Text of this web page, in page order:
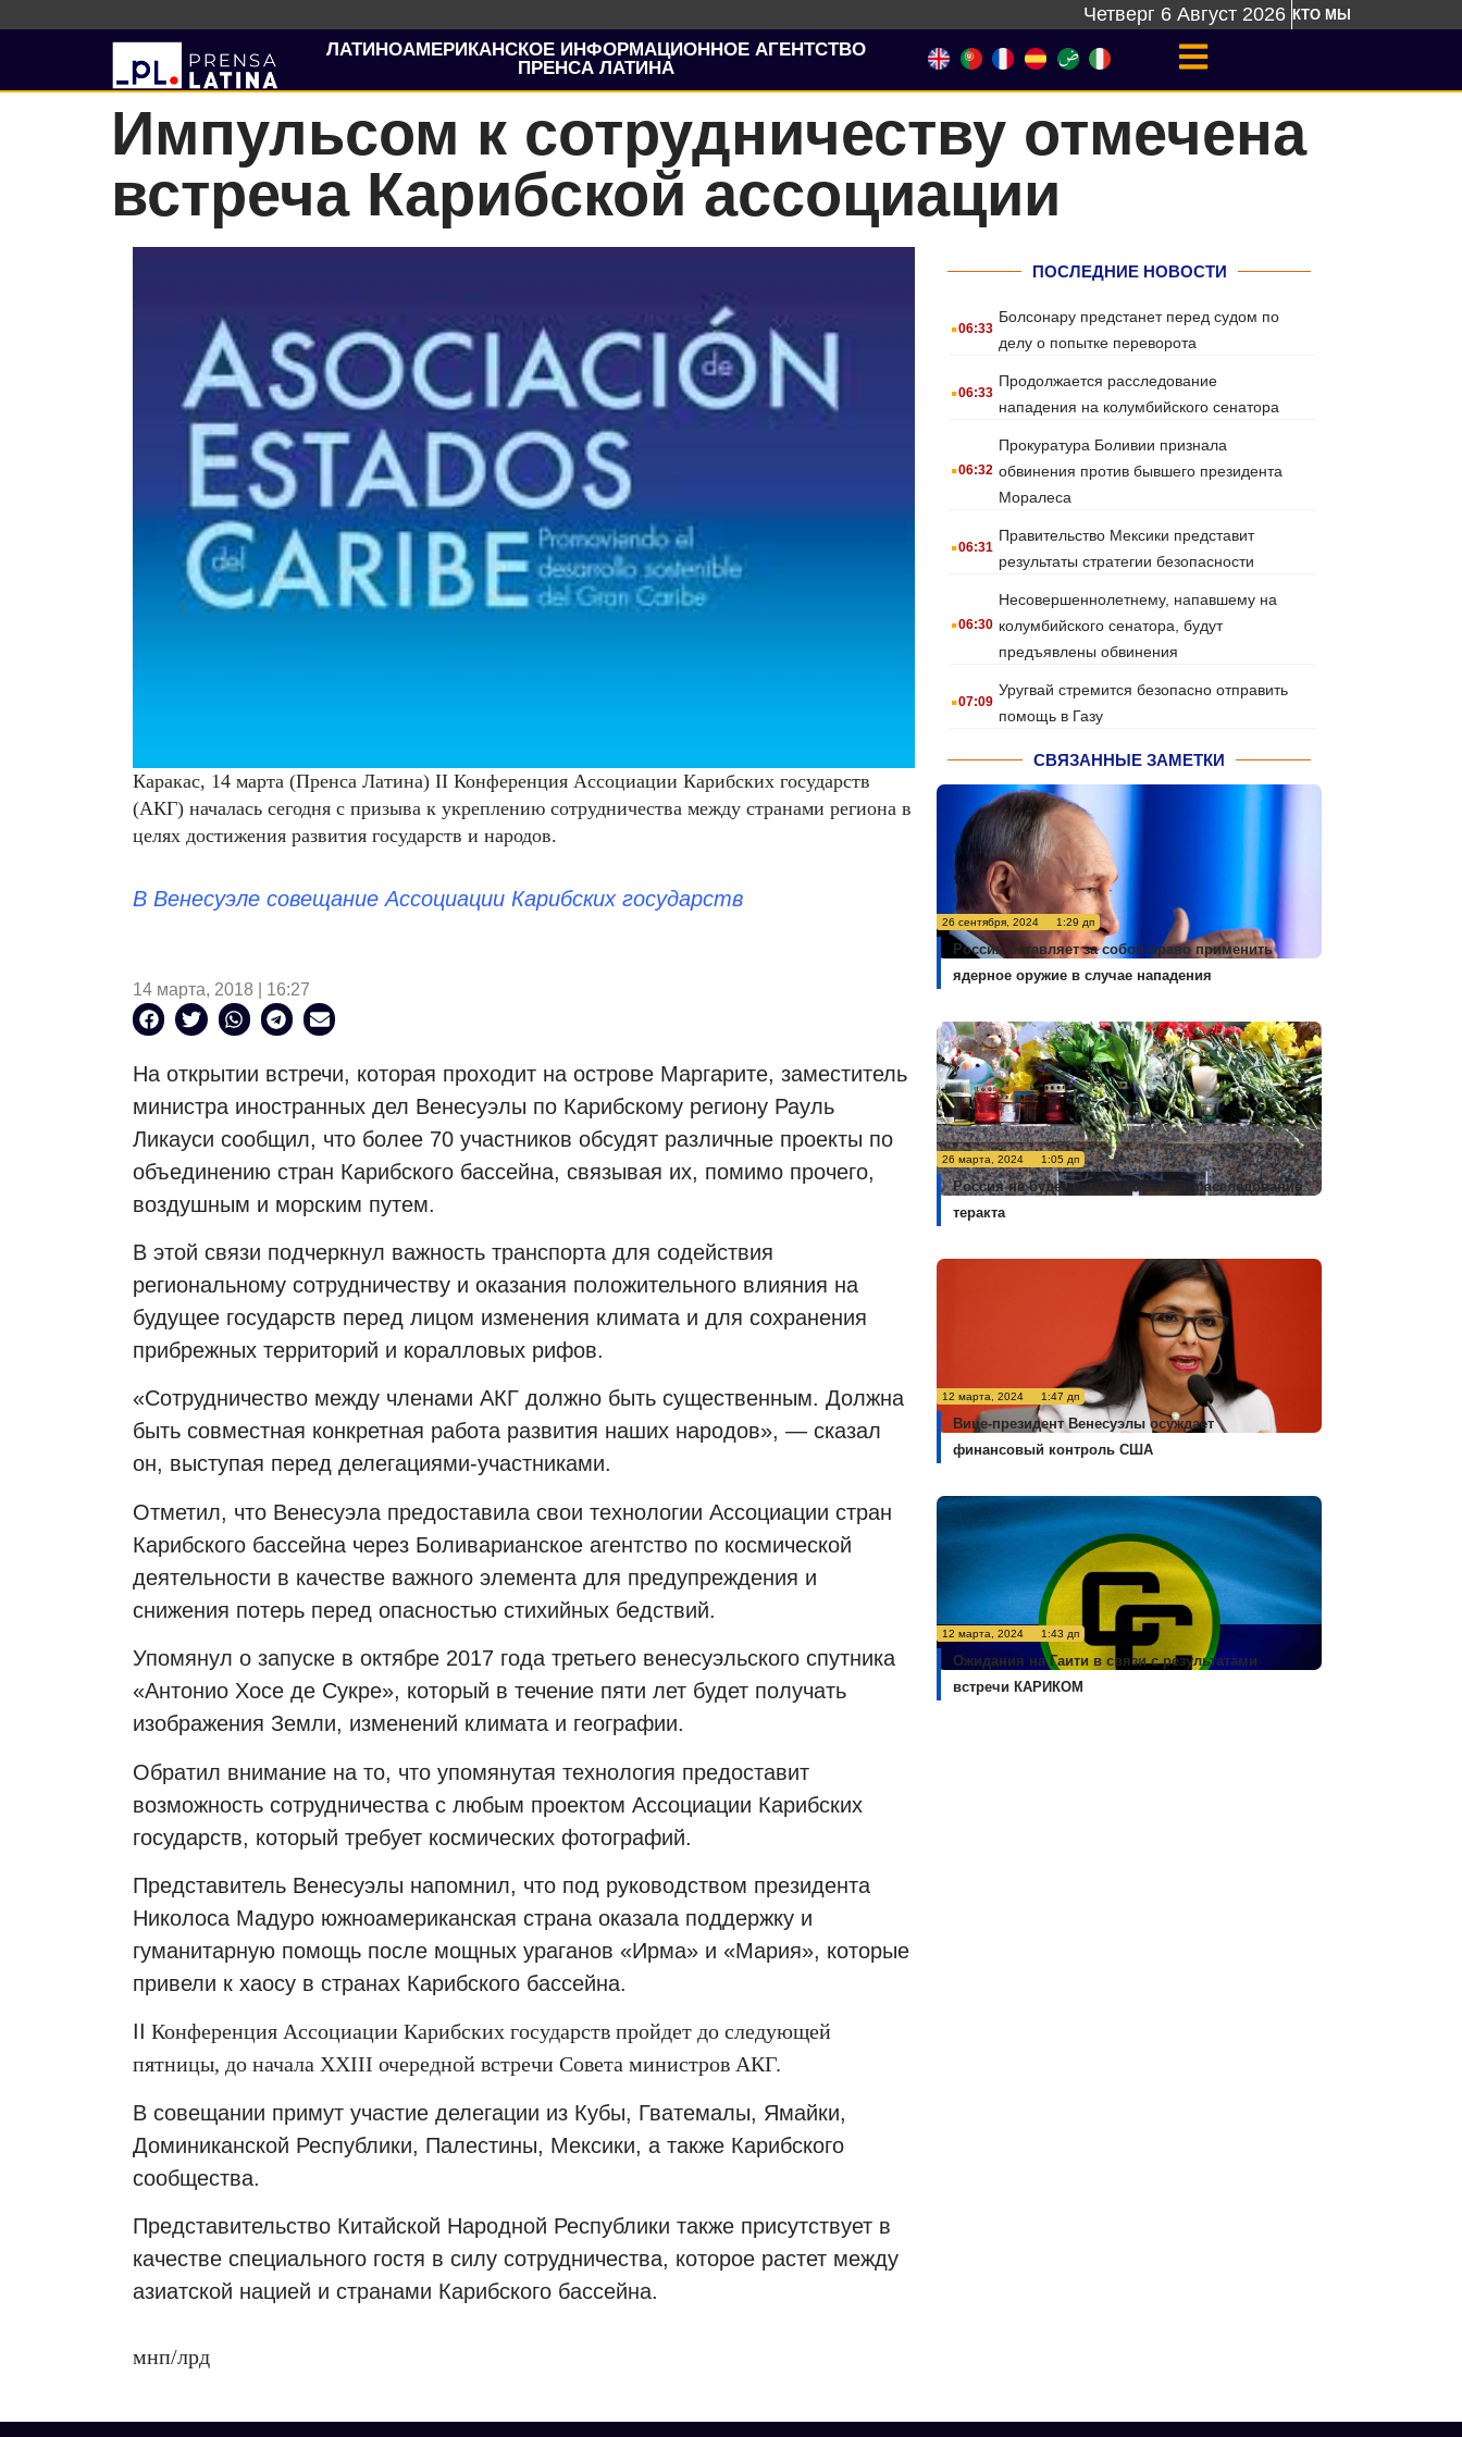
Четверг 6 Август 2026 КТО МЫ
ЛАТИНОАМЕРИКАНСКОЕ ИНФОРМАЦИОННОЕ АГЕНТСТВО
ПРЕНСА ЛАТИНА
Импульсом к сотрудничеству отмечена
встреча Карибской ассоциации
Каракас, 14 марта (Пренса Латина) II Конференция Ассоциации Карибских государств
(АКГ) началась сегодня с призыва к укреплению сотрудничества между странами региона в
целях достижения развития государств и народов.
В Венесуэле совещание Ассоциации Карибских государств
14 марта, 2018 | 16:27
На открытии встречи, которая проходит на острове Маргарите, заместитель
министра иностранных дел Венесуэлы по Карибскому региону Рауль
Ликауси сообщил, что более 70 участников обсудят различные проекты по
объединению стран Карибского бассейна, связывая их, помимо прочего,
воздушным и морским путем.
В этой связи подчеркнул важность транспорта для содействия
региональному сотрудничеству и оказания положительного влияния на
будущее государств перед лицом изменения климата и для сохранения
прибрежных территорий и коралловых рифов.
«Сотрудничество между членами АКГ должно быть существенным. Должна
быть совместная конкретная работа развития наших народов», — сказал
он, выступая перед делегациями-участниками.
Отметил, что Венесуэла предоставила свои технологии Ассоциации стран
Карибского бассейна через Боливарианское агентство по космической
деятельности в качестве важного элемента для предупреждения и
снижения потерь перед опасностью стихийных бедствий.
Упомянул о запуске в октябре 2017 года третьего венесуэльского спутника
«Антонио Хосе де Сукре», который в течение пяти лет будет получать
изображения Земли, изменений климата и географии.
Обратил внимание на то, что упомянутая технология предоставит
возможность сотрудничества с любым проектом Ассоциации Карибских
государств, который требует космических фотографий.
Представитель Венесуэлы напомнил, что под руководством президента
Николоса Мадуро южноамериканская страна оказала поддержку и
гуманитарную помощь после мощных ураганов «Ирма» и «Мария», которые
привели к хаосу в странах Карибского бассейна.
II Конференция Ассоциации Карибских государств пройдет до следующей
пятницы, до начала XXIII очередной встречи Совета министров АКГ.
В совещании примут участие делегации из Кубы, Гватемалы, Ямайки,
Доминиканской Республики, Палестины, Мексики, а также Карибского
сообщества.
Представительство Китайской Народной Республики также присутствует в
качестве специального гостя в силу сотрудничества, которое растет между
азиатской нацией и странами Карибского бассейна.
мнп/лрд
ПОСЛЕДНИЕ НОВОСТИ
.06:33
Болсонару предстанет перед судом по
делу о попытке переворота
.06:33
Продолжается расследование
нападения на колумбийского сенатора
.06:32
Прокуратура Боливии признала
обвинения против бывшего президента
Моралеса
.06:31
Правительство Мексики представит
результаты стратегии безопасности
.06:30
Несовершеннолетнему, напавшему на
колумбийского сенатора, будут
предъявлены обвинения
.07:09
Уругвай стремится безопасно отправить
помощь в Газу
СВЯЗАННЫЕ ЗАМЕТКИ
26 сентября, 2024 1:29 дп
Россия оставляет за собой право применить
ядерное оружие в случае нападения
26 марта, 2024 1:05 дп
Россия не будет комментировать расследование
теракта
12 марта, 2024 1:47 дп
Вице-президент Венесуэлы осуждает
финансовый контроль США
12 марта, 2024 1:43 дп
Ожидания на Гаити в связи с результатами
встречи КАРИКОМ